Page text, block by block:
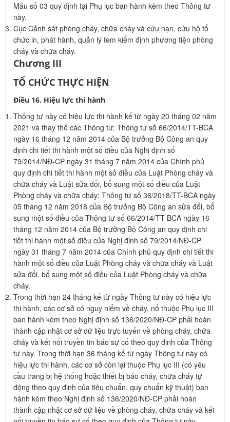
Mẫu số 03 quy định tại Phụ lục ban hành kèm theo Thông tư
này.
Cục Cảnh sát phòng cháy, chữa cháy và cứu nạn, cứu hộ tổ
chức in, phát hành, quản lý tem kiểm định phương tiện phòng
cháy và chữa cháy.
Chương III
TỔ CHỨC THỰC HIỆN
Điều 16. Hiệu lực thi hành
Thông tư này có hiệu lực thi hành kể từ ngày 20 tháng 02 năm
2021 và thay thế các Thông tư: Thông tư số 66/2014/TT-BCA
ngày 16 tháng 12 năm 2014 của Bộ trưởng Bộ Công an quy
định chi tiết thi hành một số điều của Nghị định số
79/2014/NĐ-CP ngày 31 tháng 7 năm 2014 của Chính phủ
quy định chi tiết thi hành một số điều của Luật Phòng cháy và
chữa cháy và Luật sửa đổi, bổ sung một số điều của Luật
Phòng cháy và chữa cháy; Thông tư số 36/2018/TT-BCA ngày
05 tháng 12 năm 2018 của Bộ trưởng Bộ Công an sửa đổi, bổ
sung một số điều của Thông tư số 66/2014/TT-BCA ngày 16
tháng 12 năm 2014 của Bộ trưởng Bộ Công an quy định chi
tiết thi hành một số điều của Nghị định số 79/2014/NĐ-CP
ngày 31 tháng 7 năm 2014 của Chính phủ quy định chi tiết thi
hành một số điều của Luật Phòng cháy và chữa cháy và Luật
sửa đổi, bổ sung một số điều của Luật Phòng cháy và chữa
cháy.
Trong thời hạn 24 tháng kể từ ngày Thông tư này có hiệu lực
thi hành, các cơ sở có nguy hiểm về cháy, nổ thuộc Phụ lục III
ban hành kèm theo Nghị định số 136/2020/NĐ-CP phải hoàn
thành cập nhật cơ sở dữ liệu trực tuyến về phòng cháy, chữa
cháy và kết nối truyền tin báo sự cố theo quy định của Thông
tư này. Trong thời hạn 36 tháng kể từ ngày Thông tư này có
hiệu lực thi hành, các cơ sở còn lại thuộc Phụ lục III (có yêu
cầu trang bị hệ thống hoặc thiết bị báo cháy, chữa cháy tự
động theo quy định của tiêu chuẩn, quy chuẩn kỹ thuật) ban
hành kèm theo Nghị định số 136/2020/NĐ-CP phải hoàn
thành cập nhật cơ sở dữ liệu về phòng cháy, chữa cháy và kết